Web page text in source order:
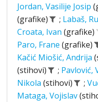
Jordan, Vasilije Josip
(grafike)
; Labaš,
Croata, Ivan (grafike)
Paro, Frane (grafike)
Kačić Miošić, Andrija
(stihovi)
; Pavlović,
Nikola (stihovi) ;
Mataga, Vojislav